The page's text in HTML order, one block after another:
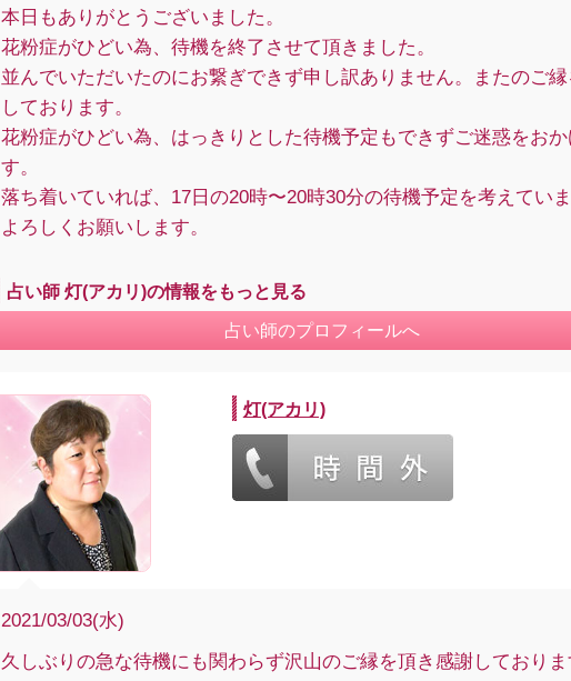
本日もありがとうございました。
花粉症がひどい為、待機を終了させて頂きました。
並んでいただいたのにお繋ぎできず申し訳ありません。またのご
しております。
花粉症がひどい為、はっきりとした待機予定もできずご迷惑をお
す。
落ち着いていれば、17日の20時〜20時30分の待機予定を考えてい
よろしくお願いします。
占い師 灯(アカリ)の情報をもっと見る
占い師のプロフィールへ
灯(アカリ)
2021/03/03(水)
久しぶりの急な待機にも関わらず沢山のご縁を頂き感謝しており